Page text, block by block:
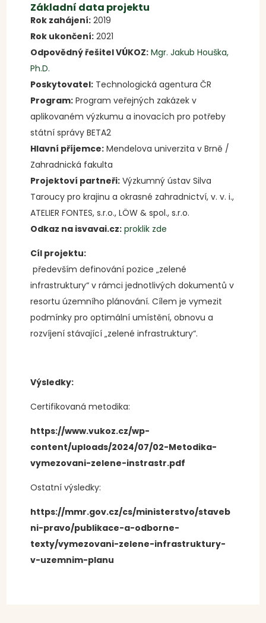
Základní data projektu
Rok zahájení: 2019
Rok ukončení: 2021
Odpovědný řešitel VÚKOZ: Mgr. Jakub Houška,
Ph.D.
Poskytovatel: Technologická agentura ČR
Program: Program veřejných zakázek v
aplikovaném výzkumu a inovacích pro potřeby
státní správy BETA2
Hlavní příjemce: Mendelova univerzita v Brně /
Zahradnická fakulta
Projektoví partneři: Výzkumný ústav Silva
Taroucy pro krajinu a okrasné zahradnictví, v. v. i.,
ATELIER FONTES, s.r.o., LÖW & spol., s.r.o.
Odkaz na isvavai.cz: proklik zde
Cíl projektu:
především definování pozice „zelené
infrastruktury“ v rámci jednotlivých dokumentů v
resortu územního plánování. Cílem je vymezit
podmínky pro optimální umístění, obnovu a
rozvíjení stávající „zelené infrastruktury“.
Výsledky:
Certifikovaná metodika:
https://www.vukoz.cz/wp-
content/uploads/2024/07/02-Metodika-
vymezovani-zelene-instrastr.pdf
Ostatní výsledky:
https://mmr.gov.cz/cs/ministerstvo/staveb
ni-pravo/publikace-a-odborne-
texty/vymezovani-zelene-infrastruktury-
v-uzemnim-planu